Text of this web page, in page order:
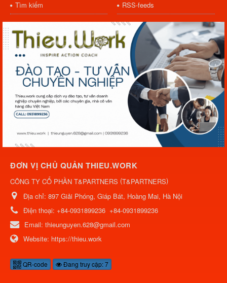
Tìm kiếm
RSS-feeds
ĐƠN VỊ CHỦ QUẢN THIEU.WORK
CÔNG TY CỔ PHẦN T&PARTNERS (T&PARTNERS)
Địa chỉ: 897 Giải Phóng, Giáp Bát, Hoàng Mai, Hà Nội
Điện thoại: +84-0931899236 +84-0931899236
Email: thieunguyen.628@gmail.com
Website: https://thieu.work
QR-code Đang truy cập: 7